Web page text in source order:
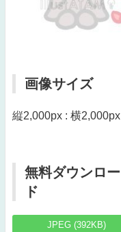
画像サイズ
縦2,000px : 横2,000px
無料ダウンロー
ド
JPEG (392KB)